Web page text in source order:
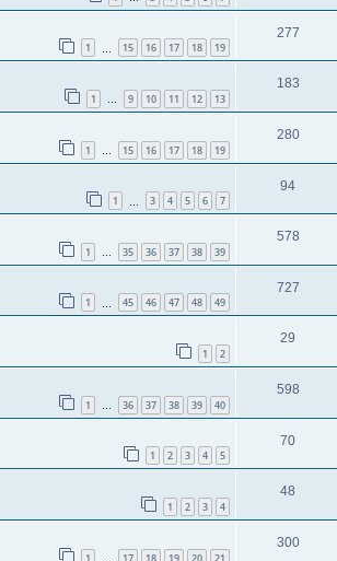
1 15 16 17 18 19
277
1 … 9 10 11 12 13
183
1 … 15 16 17 18 19
280
1 3 4 5 6 7
94
1 … 35 36 37 38 39
578
1 45 46 47 48 49
727
1 2
29
1 … 36 37 38 39 40
598
1 2 3 4 5
70
1 2 3 4
48
1 17 18 19 20 21
300